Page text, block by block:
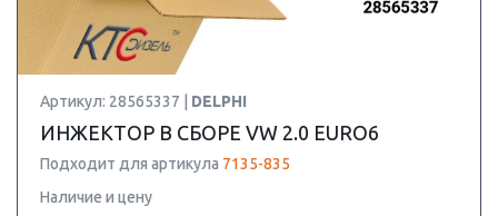
Артикул: 28565337 | DELPHI
ИНЖЕКТОР В СБОРЕ VW 2.0 EURO6
Подходит для артикула 7135-835
Наличие и цену